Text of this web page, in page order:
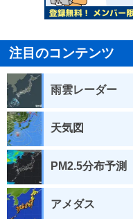
注目のコンテンツ
雨雲レーダー
天気図
PM2.5分布予測
アメダス